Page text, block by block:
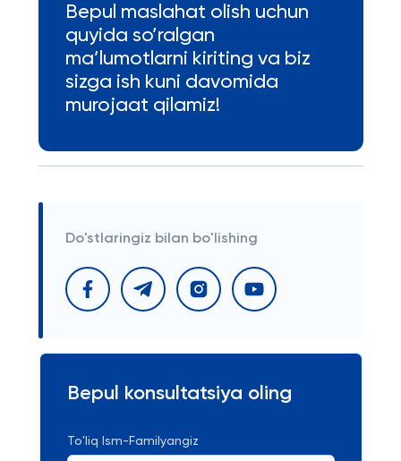
Bepul maslahat olish uchun
quyida so’ralgan
ma’lumotlarni kiriting va biz
sizga ish kuni davomida
murojaat qilamiz!
Do'stlaringiz bilan bo'lishing
Bepul konsultatsiya oling
To'liq Ism-Familyangiz